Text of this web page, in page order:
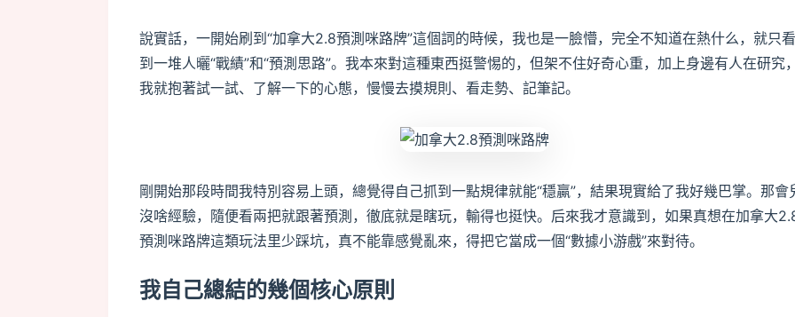
說實話，一開始刷到“加拿大2.8預測咪路牌”這個詞的時候，我也是一臉懵，完全不知道在熱什么，就只看
到一堆人曬“戰績”和“預測思路”。我本來對這種東西挺警惕的，但架不住好奇心重，加上身邊有人在研究，
我就抱著試一試、了解一下的心態，慢慢去摸規則、看走勢、記筆記。
剛開始那段時間我特別容易上頭，總覺得自己抓到一點規律就能“穩贏”，結果現實給了我好幾巴掌。那會
沒啥經驗，隨便看兩把就跟著預測，徹底就是瞎玩，輸得也挺快。后來我才意識到，如果真想在加拿大
預測咪路牌這類玩法里少踩坑，真不能靠感覺亂來，得把它當成一個“數據小游戲”來對待。
我自己總結的幾個核心原則